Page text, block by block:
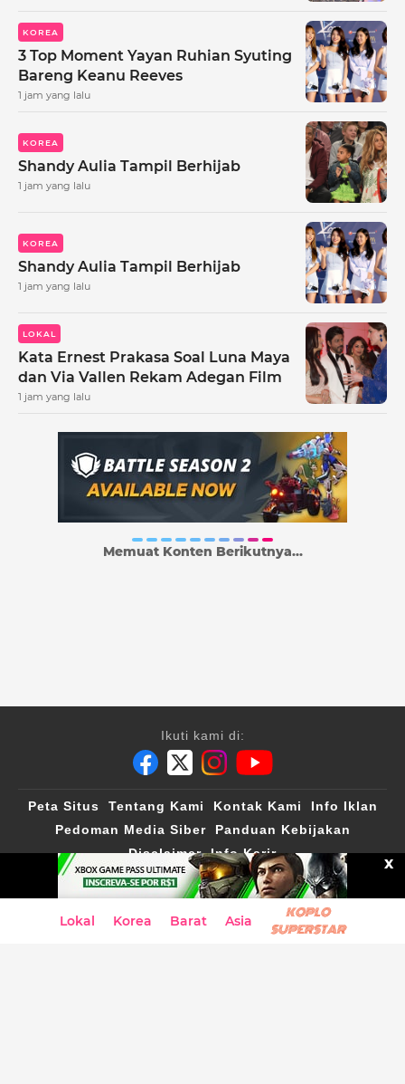
Lokal Korea Barat Asia
KOPLO
SUPERSTAR
KOREA
3 Top Moment Yayan Ruhian Syuting
Bareng Keanu Reeves
1 jam yang lalu
KOREA
Shandy Aulia Tampil Berhijab
1 jam yang lalu
KOREA
Shandy Aulia Tampil Berhijab
1 jam yang lalu
LOKAL
Kata Ernest Prakasa Soal Luna Maya
dan Via Vallen Rekam Adegan Film
1 jam yang lalu
Memuat Konten Berikutnya...
Ikuti kami di:
Peta Situs Tentang Kami Kontak Kami
Info Iklan
Pedoman Media Siber
Panduan Kebijakan
Disclaimer
Info Karir
IntipSeleb©2019
A Group Member ofVIVA Digital Network
X